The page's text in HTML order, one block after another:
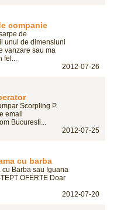
companie
de
unul de dimensiuni
vanzare sau ma
fel...
2012-07-26
Scorpling P.
email
Bucuresti...
2012-07-25
cu barba
Barba sau Iguana
OFERTE Doar
2012-07-20